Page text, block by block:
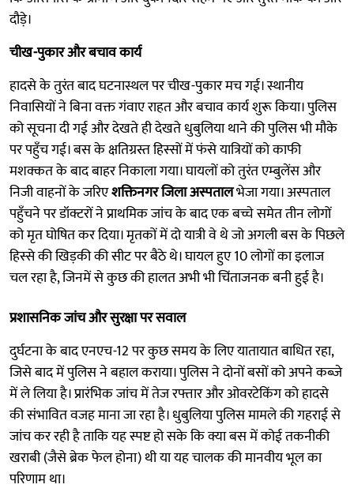
दौड़े।
चीख-पुकार और बचाव कार्य
हादसे के तुरंत बाद घटनास्थल पर चीख-पुकार मच गई। स्थानीय
निवासियों ने बिना वक्त गंवाए राहत और बचाव कार्य शुरू किया। पुलिस
को सूचना दी गई और देखते ही देखते धुबुलिया थाने की पुलिस भी मौके
पर पहुँच गई। बस के क्षतिग्रस्त हिस्सों में फंसे यात्रियों को काफी
मशक्कत के बाद बाहर निकाला गया। घायलों को तुरंत एम्बुलेंस और
निजी वाहनों के जरिएशक्तिनगर जिला अस्पतालभेजा गया। अस्पताल
पहुँचने पर डॉक्टरों ने प्राथमिक जांच के बाद एक बच्चे समेत तीन लोगों
को मृत घोषित कर दिया। मृतकों में दो यात्री वे थे जो अगली बस के पिछले
हिस्से की खिड़की की सीट पर बैठे थे। घायल हुए 10 लोगों का इलाज
चल रहा है, जिनमें से कुछ की हालत अभी भी चिंताजनक बनी हुई है।
प्रशासनिक जांच और सुरक्षा पर सवाल
दुर्घटना के बाद एनएच-12 पर कुछ समय के लिए यातायात बाधित रहा,
जिसे बाद में पुलिस ने बहाल कराया। पुलिस ने दोनों बसों को अपने कब्जे
में ले लिया है। प्रारंभिक जांच में तेज रफ्तार और ओवरटेकिंग को हादसे
की संभावित वजह माना जा रहा है। धुबुलिया पुलिस मामले की गहराई से
जांच कर रही है ताकि यह स्पष्ट हो सके कि क्या बस में कोई तकनीकी
खराबी (जैसे ब्रेक फेल होना) थी या यह चालक की मानवीय भूल का
परिणाम था।